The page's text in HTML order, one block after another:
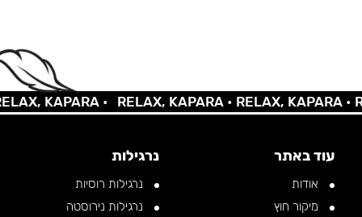
KAPARA • RELAX, KAPARA •RELAX, KAPARA •
עוד באתר
אודות
מיקור חוץ
נרגילות
נרגילות רוסיות
נרגילות נירוסטה